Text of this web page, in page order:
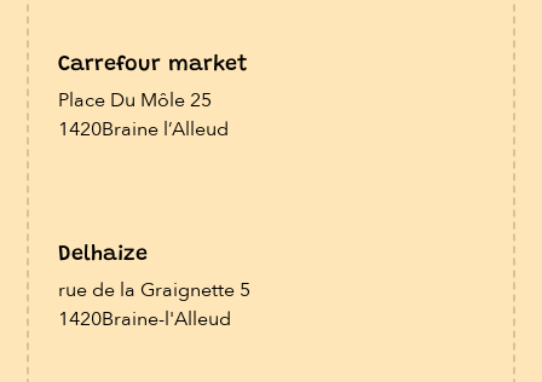
Carrefour market
Place Du Môle 25
1420Braine l’Alleud
Delhaize
rue de la Graignette 5
1420Braine-l'Alleud